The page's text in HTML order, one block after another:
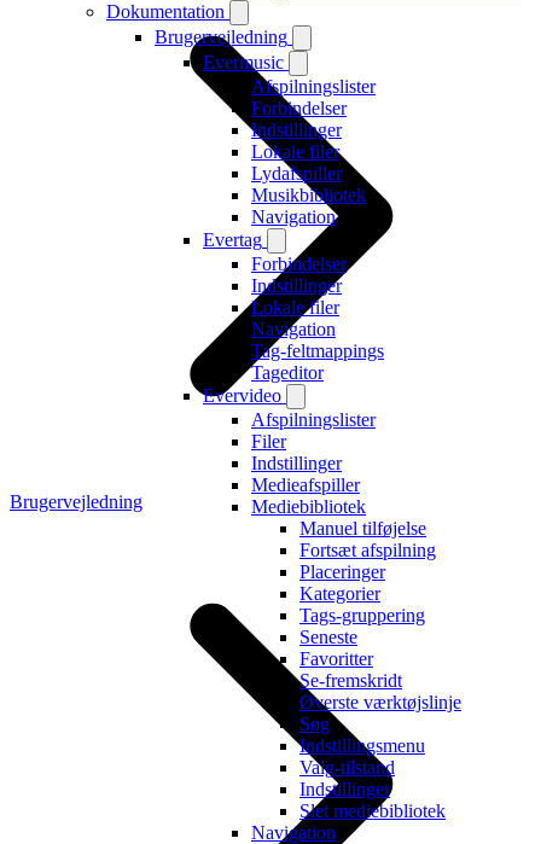
Dokumentation
Brugervejledning
Evermusic
Afspilningslister
Forbindelser
Indstillinger
Lokale filer
Lydafspiller
Musikbibliotek
Navigation
Evertag
Forbindelser
Indstillinger
Lokale filer
Navigation
Tag-feltmappings
Tageditor
Evervideo
Afspilningslister
Filer
Indstillinger
Medieafspiller
Mediebibliotek
Manuel tilføjelse
Fortsæt afspilning
Placeringer
Kategorier
Tags-gruppering
Seneste
Favoritter
Se-fremskridt
Øverste værktøjslinje
Søg
Indstillingsmenu
Valg-tilstand
Indstillinger
Slet mediebibliotek
Navigation
Brugervejledning